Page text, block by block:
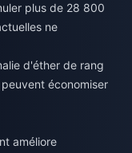
plus de 28 800
ne
d'éther de rang
économiser
améliore